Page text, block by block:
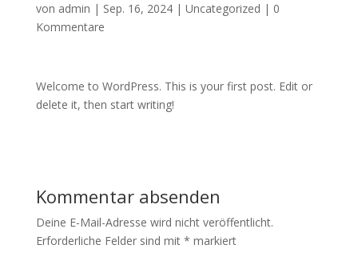
von admin | Sep. 16, 2024| Uncategorized | 0
Kommentare
Welcome to WordPress. This is your first post. Edit or
delete it, then start writing!
Kommentar absenden
Deine E-Mail-Adresse wird nicht veröffentlicht.
Erforderliche Felder sind mit * markiert